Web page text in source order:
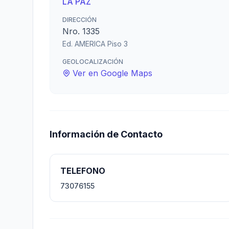
DIRECCIÓN
Nro. 1335
Ed. AMERICA Piso 3
GEOLOCALIZACIÓN
Ver en Google Maps
Información de Contacto
TELEFONO
73076155